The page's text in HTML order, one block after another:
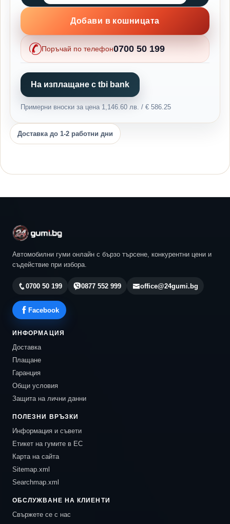
Добави в кошницата
Поръчай по телефон0700 50 199
На изплащане с tbi bank
Примерни вноски за цена 1,146.60 лв. / € 586.25
Доставка до 1-2 работни дни
Автомобилни гуми онлайн с бързо търсене, конкурентни цени и
съдействие при избора.
0700 50 199 0877 552 999 office@24gumi.bg
Facebook
ИНФОРМАЦИЯ
Доставка
Плащане
Гаранция
Общи условия
Защита на лични данни
ПОЛЕЗНИ ВРЪЗКИ
Информация и съвети
Етикет на гумите в ЕС
Карта на сайта
Sitemap.xml
Searchmap.xml
ОБСЛУЖВАНЕ НА КЛИЕНТИ
Свържете се с нас